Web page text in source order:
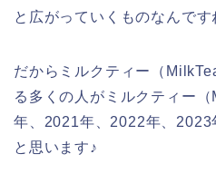
と広がっていくものなんです
だからミルクティー（
る多くの人がミルクティー
年、2021年、2022年、2023
と思います♪